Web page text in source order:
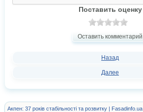
Поставить оценку
Оставить комментарий
Назад
Далее
Акпен: 37 років стабільності та розвитку | Fasadinfo.ua